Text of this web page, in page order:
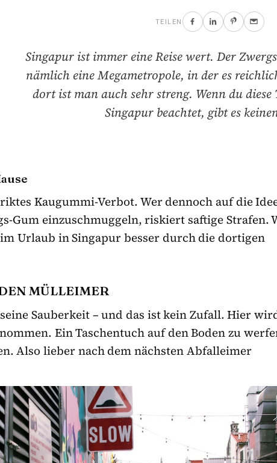
TEILEN
Singapur ist immer eine Reise wert. Der
nämlich eine Megametropole, in der es
dort ist man auch sehr streng. Wenn du
Singapur beachtet, gibt es
Kaugummi-Verbot. Wer dennoch auf die
Gum einzuschmuggeln, riskiert saftige Strafen.
Urlaub in Singapur besser durch die dortigen
MÜLLEIMER
Sauberkeit – und das ist kein Zufall. Hier
Ein Taschentuch auf den Boden zu
Also lieber nach dem nächsten Abfalleimer